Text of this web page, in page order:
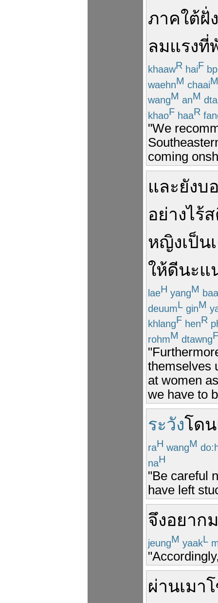
ภาคใต้ฝั่ง
ลมแรงที่
khaawR haiF
waehnM chaaiM
wangM anM dta
khaoF haaR
"We
coming
และยังบ
อย่างไร้
หญิงเป็น
ให้ดีนะแ
laeH yangM
deuumL ginM
khlangF henR
rohmM dtawngF
themselves
at women
we have to
ระวังโดน
raH wangM
naH
"Be careful
have left
จึงอยาก
jeungM yaakL
ผ่านเมา